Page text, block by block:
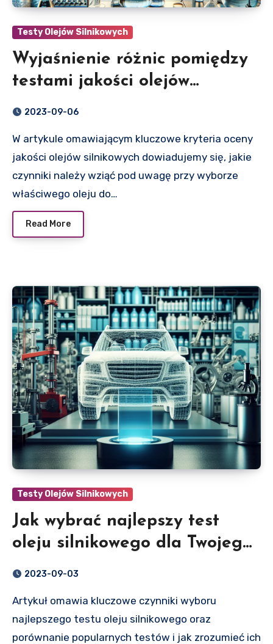
Testy Olejów Silnikowych
Wyjaśnienie różnic pomiędzy
testami jakości olejów
silnikowych.
2023-09-06
W artykule omawiającym kluczowe kryteria oceny
jakości olejów silnikowych dowiadujemy się, jakie
czynniki należy wziąć pod uwagę przy wyborze
właściwego oleju do…
Read More
Testy Olejów Silnikowych
Jak wybrać najlepszy test
oleju silnikowego dla Twojego
pojazdu?
2023-09-03
Artykuł omawia kluczowe czynniki wyboru
najlepszego testu oleju silnikowego oraz
porównanie popularnych testów i jak zrozumieć ich